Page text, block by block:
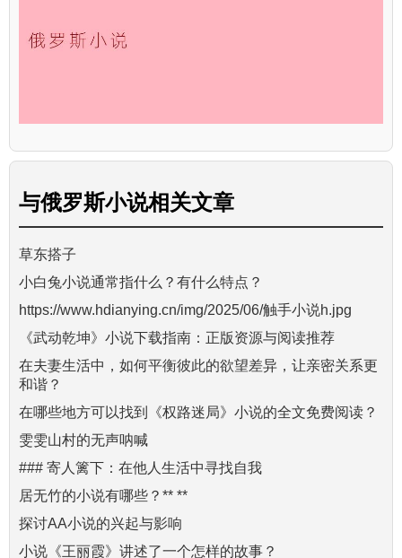
与俄罗斯小说相关文章
草东搭子
小白兔小说通常指什么？有什么特点？
https://www.hdianying.cn/img/2025/06/触手小说h.jpg
《武动乾坤》小说下载指南：正版资源与阅读推荐
在夫妻生活中，如何平衡彼此的欲望差异，让亲密关系更
和谐？
在哪些地方可以找到《权路迷局》小说的全文免费阅读？
雯雯山村的无声呐喊
### 寄人篱下：在他人生活中寻找自我
居无竹的小说有哪些？** **
探讨AA小说的兴起与影响
小说《王丽霞》讲述了一个怎样的故事？